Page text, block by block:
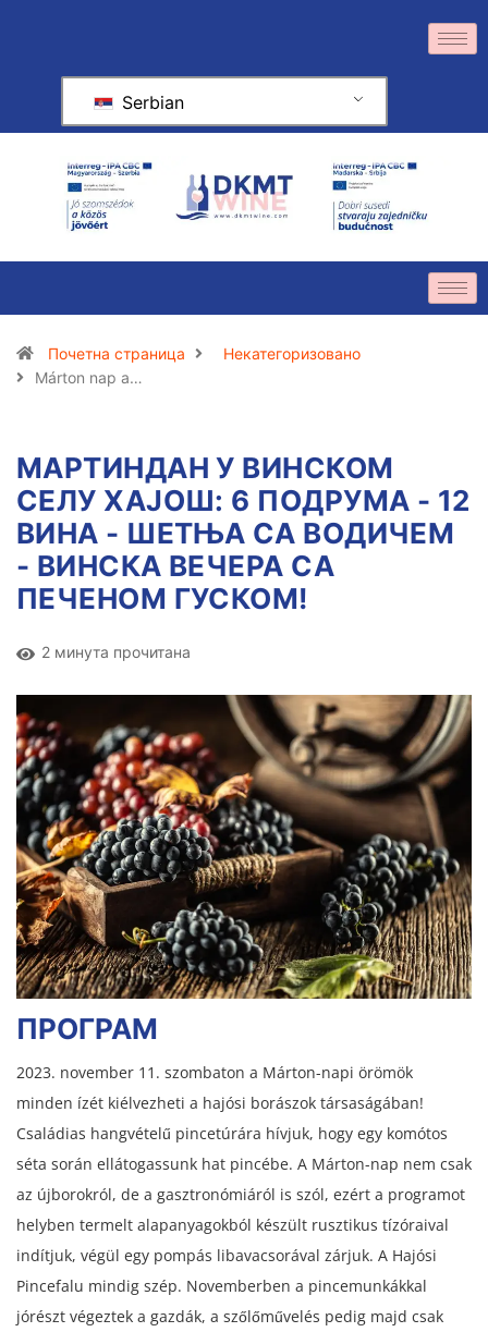
Serbian
Почетна страница
Некатегоризовано
Márton nap a…
МАРТИНДАН У ВИНСКОМ
СЕЛУ ХАЈОШ: 6 ПОДРУМА - 12
ВИНА - ШЕТЊА СА ВОДИЧЕМ
- ВИНСКА ВЕЧЕРА СА
ПЕЧЕНОМ ГУСКОМ!
2 минута прочитана
ПРОГРАМ
2023. november 11. szombaton a Márton-napi örömök
minden ízét kiélvezheti a hajósi borászok társaságában!
Családias hangvételű pincetúrára hívjuk, hogy egy komótos
séta során ellátogassunk hat pincébe. A Márton-nap nem csak
az újborokról, de a gasztronómiáról is szól, ezért a programot
helyben termelt alapanyagokból készült rusztikus tízóraival
indítjuk, végül egy pompás libavacsorával zárjuk. A Hajósi
Pincefalu mindig szép. Novemberben a pincemunkákkal
jórészt végeztek a gazdák, a szőlőművelés pedig majd csak